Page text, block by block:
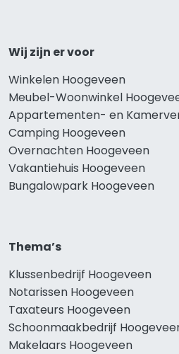
Wij zijn er voor
Winkelen Hoogeveen
Meubel-Woonwinkel
Appartementen- en
Camping Hoogeveen
Overnachten Hoogeveen
Vakantiehuis Hoogeveen
Bungalowpark Hoogeveen
Thema’s
Klussenbedrijf Hoogeveen
Notarissen Hoogeveen
Taxateurs Hoogeveen
Schoonmaakbedrijf
Makelaars Hoogeveen